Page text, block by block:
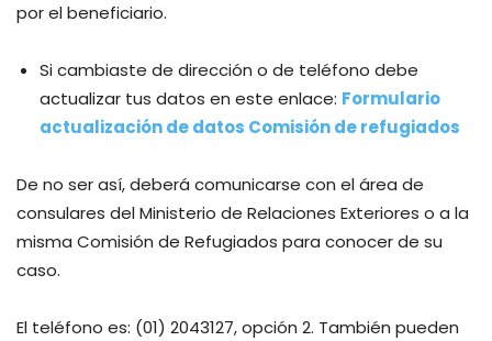
por el beneficiario.
Si cambiaste de dirección o de teléfono debe
actualizar tus datos en este enlace: Formulario
actualización de datos Comisión de refugiados
De no ser así, deberá comunicarse con el área de
consulares del Ministerio de Relaciones Exteriores o a la
misma Comisión de Refugiados para conocer de su
caso.
El teléfono es: (01) 2043127, opción 2. También pueden